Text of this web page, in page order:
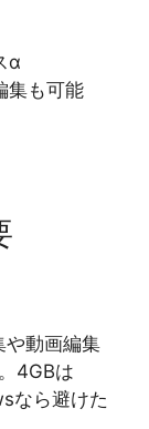
α
集も可能
や動画編集
4GBは
なら避けた